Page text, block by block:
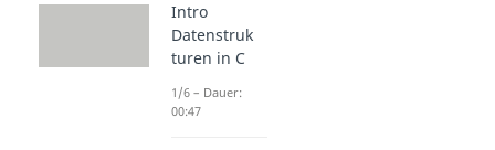
Intro
Datenstruk
turen in C
1/6 – Dauer:
00:47